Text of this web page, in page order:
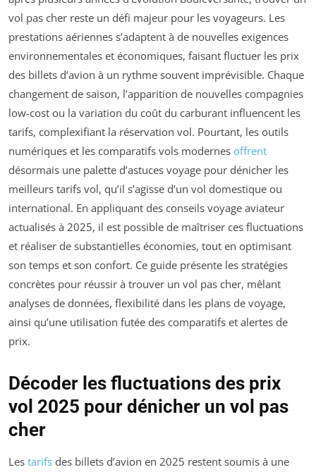
vol pas cher reste un défi majeur pour les voyageurs. Les
prestations aériennes s’adaptent à de nouvelles exigences
environnementales et économiques, faisant fluctuer les prix
des billets d’avion à un rythme souvent imprévisible. Chaque
changement de saison, l’apparition de nouvelles compagnies
low-cost ou la variation du coût du carburant influencent les
tarifs, complexifiant la réservation vol. Pourtant, les outils
numériques et les comparatifs vols modernes offrent
désormais une palette d’astuces voyage pour dénicher les
meilleurs tarifs vol, qu’il s’agisse d’un vol domestique ou
international. En appliquant des conseils voyage aviateur
actualisés à 2025, il est possible de maîtriser ces fluctuations
et réaliser de substantielles économies, tout en optimisant
son temps et son confort. Ce guide présente les stratégies
concrètes pour réussir à trouver un vol pas cher, mêlant
analyses de données, flexibilité dans les plans de voyage,
ainsi qu’une utilisation futée des comparatifs et alertes de
prix.
Décoder les fluctuations des prix
vol 2025 pour dénicher un vol pas
cher
Les tarifs des billets d’avion en 2025 restent soumis à une